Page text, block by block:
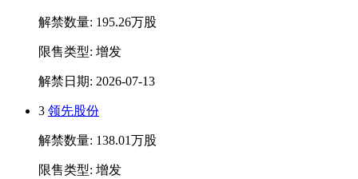
解禁数量: 195.26万股
限售类型: 增发
解禁日期: 2026-07-13
3 领先股份
解禁数量: 138.01万股
限售类型: 增发